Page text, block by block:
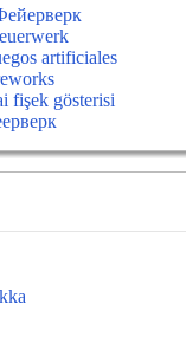
artificiales
fişek gösterisi